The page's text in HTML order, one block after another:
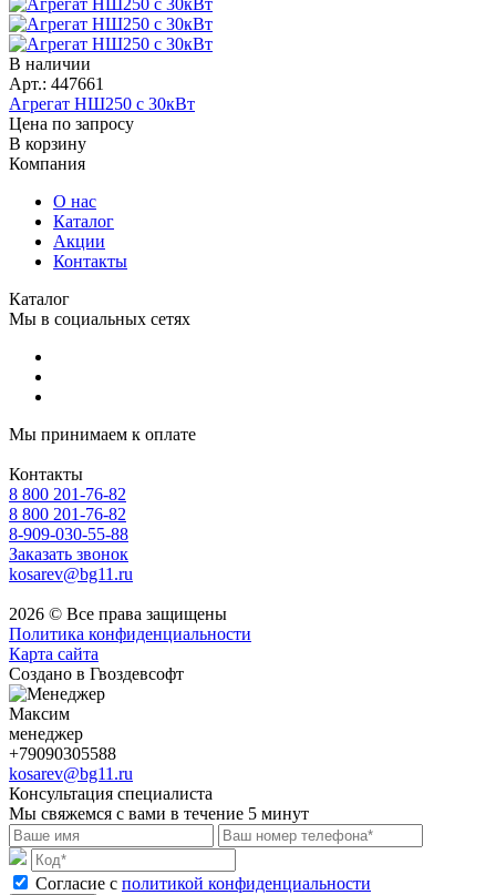
В наличии
Арт.: 447661
Агрегат НШ250 с 30кВт
Цена по запросу
В корзину
Компания
О нас
Каталог
Акции
Контакты
Каталог
Мы в социальных сетях
Мы принимаем к оплате
Контакты
8 800 201-76-82
8 800 201-76-82
8-909-030-55-88
Заказать звонок
kosarev@bg11.ru
2026 © Все права защищены
Политика конфиденциальности
Карта сайта
Создано в Гвоздевсофт
Максим
менеджер
+79090305588
kosarev@bg11.ru
Консультация специалиста
Мы свяжемся с вами в течение 5 минут
Cогласие с политикой конфиденциальности